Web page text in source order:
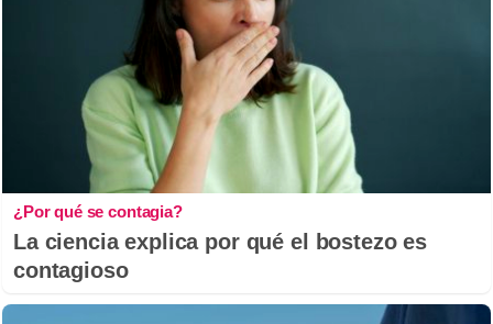
¿Por qué se contagia?
La ciencia explica por qué el bostezo es
contagioso